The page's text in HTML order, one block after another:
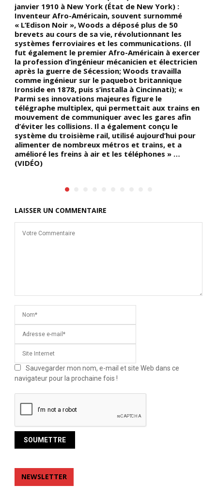
janvier 1910 à New York (État de New York) :
Inventeur Afro-Américain, souvent surnommé
« L’Edison Noir », Woods a déposé plus de 50
brevets au cours de sa vie, révolutionnant les
systèmes ferroviaires et les communications. (Il
fut également le premier Afro-Américain à exercer
la profession d’ingénieur mécanicien et électricien
après la guerre de Sécession; Woods travailla
comme ingénieur sur le paquebot britannique
Ironside en 1878, puis s’installa à Cincinnati); «
Parmi ses innovations majeures figure le
télégraphe multiplex, qui permettait aux trains en
mouvement de communiquer avec les gares afin
d’éviter les collisions. Il a également conçu le
système du troisième rail, utilisé aujourd’hui pour
alimenter de nombreux métros et trains, et a
amélioré les freins à air et les téléphones » …
(VIDÉO)
LAISSER UN COMMENTAIRE
Sauvegarder mon nom, e-mail et site Web dans ce
navigateur pour la prochaine fois !
NEWSLETTER